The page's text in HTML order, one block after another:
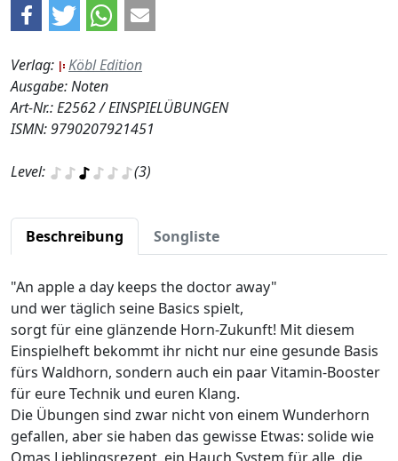
Verlag:
Köbl Edition
Ausgabe: Noten
Art-Nr.: E2562 / EINSPIELÜBUNGEN
ISMN: 9790207921451
Level: (3)
Beschreibung Songliste
"An apple a day keeps the doctor away"
und wer täglich seine Basics spielt,
sorgt für eine glänzende Horn-Zukunft! Mit diesem
Einspielheft bekommt ihr nicht nur eine gesunde Basis
fürs Waldhorn, sondern auch ein paar Vitamin-Booster
für eure Technik und euren Klang.
Die Übungen sind zwar nicht von einem Wunderhorn
gefallen, aber sie haben das gewisse Etwas: solide wie